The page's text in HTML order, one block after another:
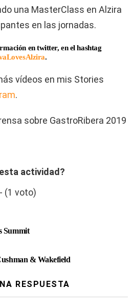
una MasterClass en Alzira
en las jornadas.
en twitter, en el hashtag
.
vídeos en mis Stories
.
sobre GastroRibera 2019
actividad?
(1 voto)
Summit
& Wakefield
RESPUESTA